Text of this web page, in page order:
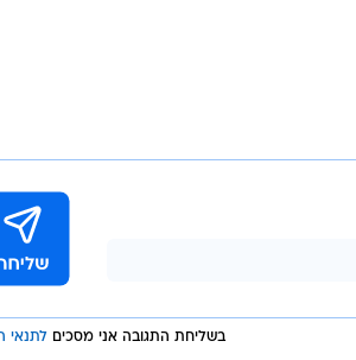
בשליחת התגובה אני מסכים לתנאי